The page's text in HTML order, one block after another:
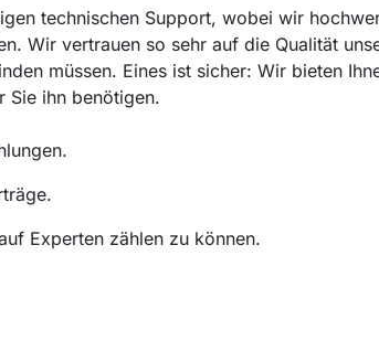
technischen Support, wobei wir
Wir vertrauen so sehr auf die Qualität
müssen. Eines ist sicher: Wir bieten
Sie ihn benötigen.
Experten zählen zu können.